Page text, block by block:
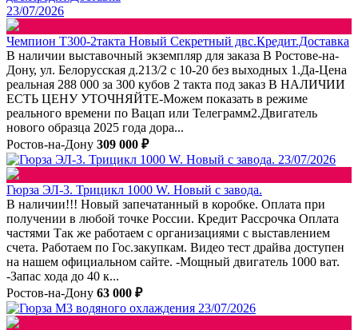
23/07/2026
Чемпион Т300-2такта Новый Секретный двс.Кредит.Доставка
В наличии выставочный экземпляр для заказа В Ростове-на-
Дону, ул. Белорусская д.213/2 с 10-20 без выходных 1.Да-Цена
реальная 288 000 за 300 кубов 2 такта под заказ В НАЛИЧИИ
ЕСТЬ ЦЕНУ УТОЧНЯЙТЕ-Можем показать в режиме
реального времени по Вацап или Телеграмм2.Двигатель
нового образца 2025 года дора...
Ростов-на-Дону 309 000 ₽
23/07/2026
Гюрза ЭЛ-3. Трицикл 1000 W. Новый с завода.
В наличии!!! Новый запечатанный в коробке. Оплата при
получении в любой точке России. Кредит Рассрочка Оплата
частями Так же работаем с организациями с выставлением
счета. Работаем по Гос.закупкам. Видео тест драйва доступен
на нашем официальном сайте. -Мощный двигатель 1000 ват.
-Запас хода до 40 к...
Ростов-на-Дону 63 000 ₽
23/07/2026